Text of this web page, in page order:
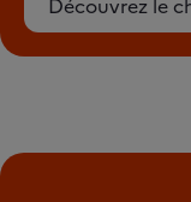
Découvrez le